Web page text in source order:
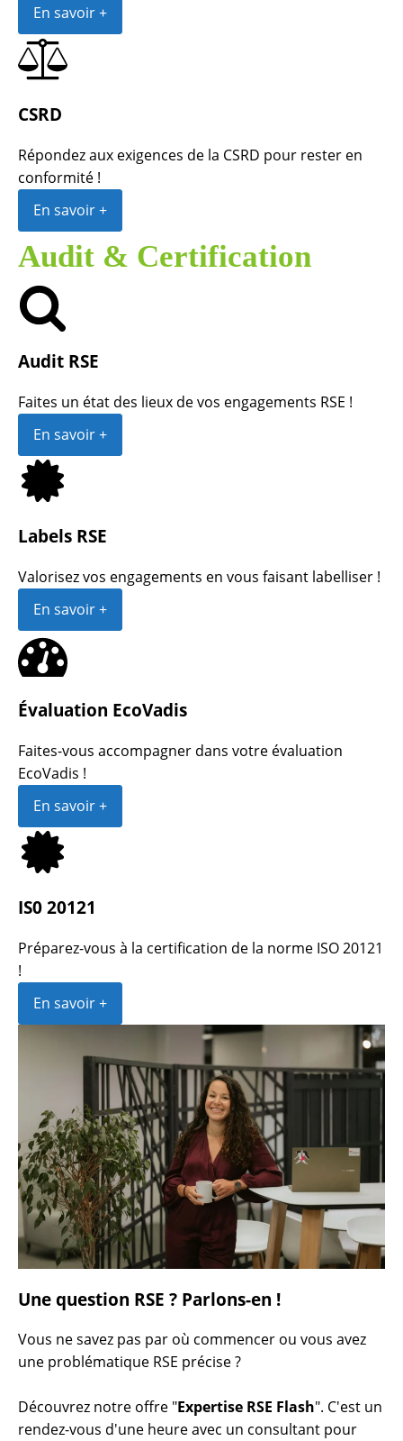
En savoir +
CSRD
Répondez aux exigences de la CSRD pour rester en
conformité !
En savoir +
Audit & Certification
Audit RSE
Faites un état des lieux de vos engagements RSE !
En savoir +
Labels RSE
Valorisez vos engagements en vous faisant labelliser !
En savoir +
Évaluation EcoVadis
Faites-vous accompagner dans votre évaluation
EcoVadis !
En savoir +
IS0 20121
Préparez-vous à la certification de la norme ISO 20121
!
En savoir +
Une question RSE ? Parlons-en !
Vous ne savez pas par où commencer ou vous avez
une problématique RSE précise ?
Découvrez notre offre "Expertise RSE Flash". C'est un
rendez-vous d'une heure avec un consultant pour